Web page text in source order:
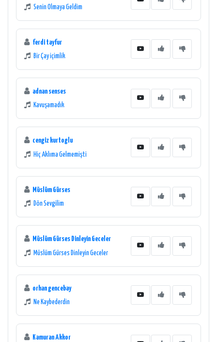
Senin Olmaya Geldim
ferdi tayfur
Bir Çay içimlik
adnan senses
Kavuşamadık
cengiz kurtoglu
Hiç Aklıma Gelmemişti
Müslüm Gürses
Dön Sevgilim
Müslüm Gürses Dinleyin Geceler
Müslüm Gürses Dinleyin Geceler
orhan gencebay
Ne Kaybederdin
Kamuran Akkor